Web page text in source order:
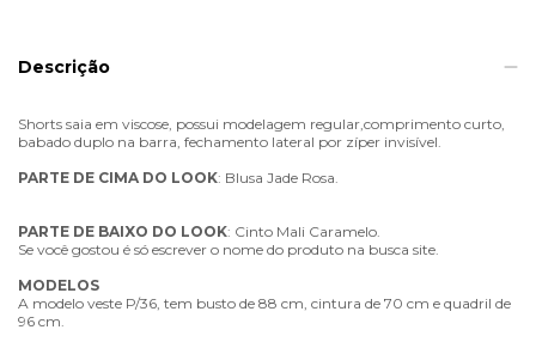
Descrição
Shorts saia em viscose, possui modelagem regular,comprimento curto,
babado duplo na barra, fechamento lateral por zíper invisível.
PARTE DE CIMA DO LOOK: Blusa Jade Rosa.
PARTE DE BAIXO DO LOOK: Cinto Mali Caramelo.
Se você gostou é só escrever o nome do produto na busca site.
MODELOS
A modelo veste P/36, tem busto de 88 cm, cintura de 70 cm e quadril de
96 cm.